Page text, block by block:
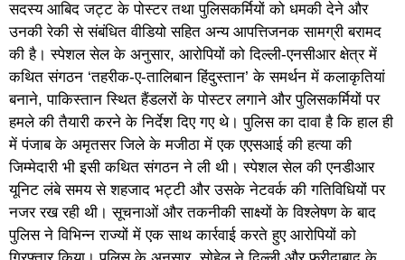
सदस्य आबिद जट्ट के पोस्टर तथा पुलिसकर्मियों को धमकी देने और
उनकी रेकी से संबंधित वीडियो सहित अन्य आपत्तिजनक सामग्री बरामद
की है। स्पेशल सेल के अनुसार, आरोपियों को दिल्ली-एनसीआर क्षेत्र में
कथित संगठन ‘तहरीक-ए-तालिबान हिंदुस्तान’ के समर्थन में कलाकृतियां
बनाने, पाकिस्तान स्थित हैंडलरों के पोस्टर लगाने और पुलिसकर्मियों पर
हमले की तैयारी करने के निर्देश दिए गए थे। पुलिस का दावा है कि हाल ही
में पंजाब के अमृतसर जिले के मजीठा में एक एएसआई की हत्या की
जिम्मेदारी भी इसी कथित संगठन ने ली थी। स्पेशल सेल की एनडीआर
यूनिट लंबे समय से शहजाद भट्टी और उसके नेटवर्क की गतिविधियों पर
नजर रख रही थी। सूचनाओं और तकनीकी साक्ष्यों के विश्लेषण के बाद
पुलिस ने विभिन्न राज्यों में एक साथ कार्रवाई करते हुए आरोपियों को